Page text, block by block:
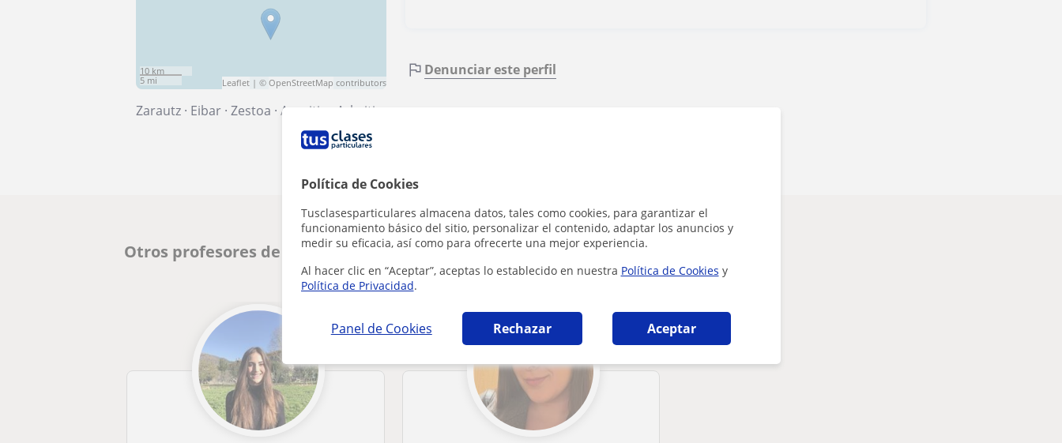
Política de Cookies
Tusclasesparticulares almacena datos, tales como cookies, para garantizar el
funcionamiento básico del sitio, personalizar el contenido, adaptar los anuncios y
medir su eficacia, así como para ofrecerte una mejor experiencia.
Al hacer clic en “Aceptar”, aceptas lo establecido en nuestra Política de Cookies y
Política de Privacidad.
Panel de Cookies Rechazar Aceptar
10 km
5 mi
Leaflet | ©OpenStreetMap contributors
Zarautz · Eibar · Zestoa · Azpeitia Azkoitia
Denunciar este perfil
Otros profesores de Inglés en Azkoitia que pueden interesarte